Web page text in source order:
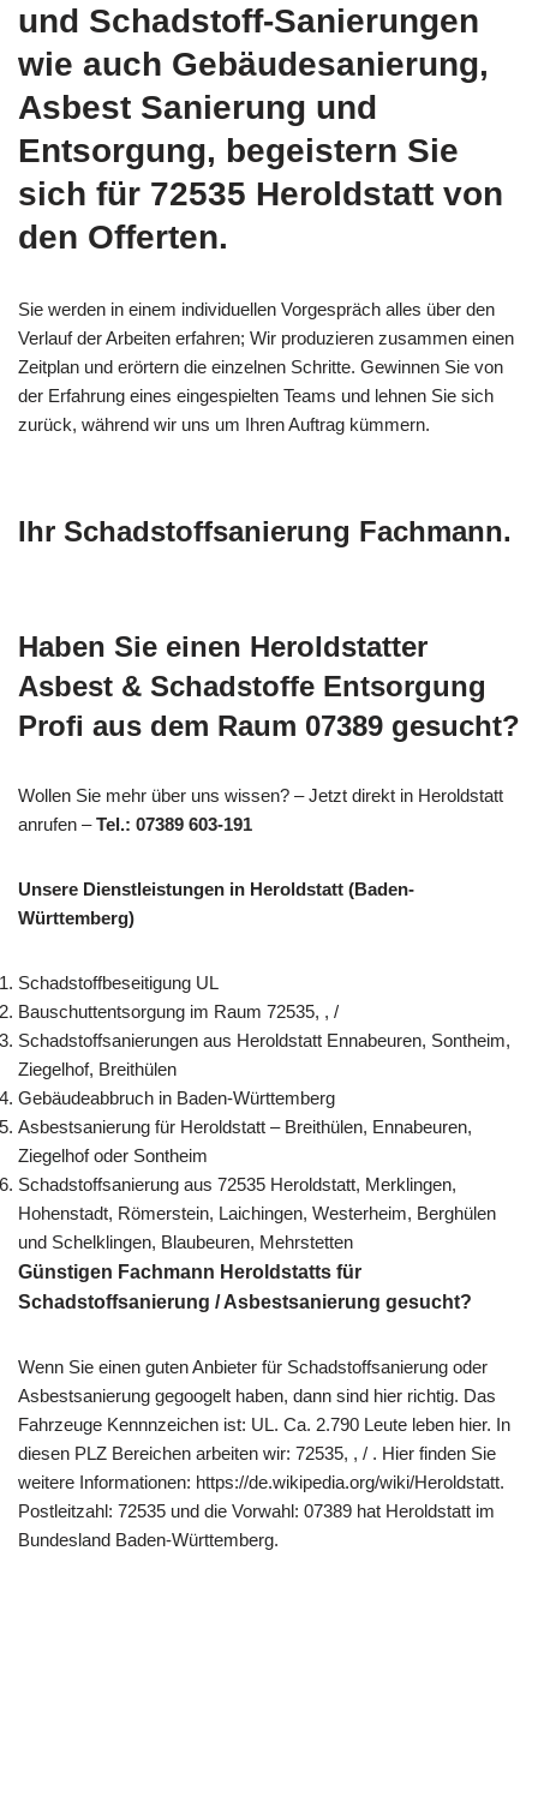
und Schadstoff-Sanierungen
wie auch Gebäudesanierung,
Asbest Sanierung und
Entsorgung, begeistern Sie
sich für 72535 Heroldstatt von
den Offerten.
Sie werden in einem individuellen Vorgespräch alles über den
Verlauf der Arbeiten erfahren; Wir produzieren zusammen einen
Zeitplan und erörtern die einzelnen Schritte. Gewinnen Sie von
der Erfahrung eines eingespielten Teams und lehnen Sie sich
zurück, während wir uns um Ihren Auftrag kümmern.
Ihr Schadstoffsanierung Fachmann.
Haben Sie einen Heroldstatter
Asbest & Schadstoffe Entsorgung
Profi aus dem Raum 07389 gesucht?
Wollen Sie mehr über uns wissen? – Jetzt direkt in Heroldstatt
anrufen –Tel.: 07389 603-191
Unsere Dienstleistungen in Heroldstatt (Baden-
Württemberg)
Schadstoffbeseitigung UL
Bauschuttentsorgung im Raum 72535, , /
Schadstoffsanierungen aus Heroldstatt Ennabeuren, Sontheim,
Ziegelhof, Breithülen
Gebäudeabbruch in Baden-Württemberg
Asbestsanierung für Heroldstatt – Breithülen, Ennabeuren,
Ziegelhof oder Sontheim
Schadstoffsanierung aus 72535 Heroldstatt, Merklingen,
Hohenstadt, Römerstein, Laichingen, Westerheim, Berghülen
und Schelklingen, Blaubeuren, Mehrstetten
Günstigen Fachmann Heroldstatts für
Schadstoffsanierung / Asbestsanierung gesucht?
Wenn Sie einen guten Anbieter für Schadstoffsanierung oder
Asbestsanierung gegoogelt haben, dann sind hier richtig. Das
Fahrzeuge Kennnzeichen ist: UL. Ca. 2.790 Leute leben hier. In
diesen PLZ Bereichen arbeiten wir: 72535, , / . Hier finden Sie
weitere Informationen: https://de.wikipedia.org/wiki/Heroldstatt.
Postleitzahl: 72535 und die Vorwahl: 07389 hat Heroldstatt im
Bundesland Baden-Württemberg.